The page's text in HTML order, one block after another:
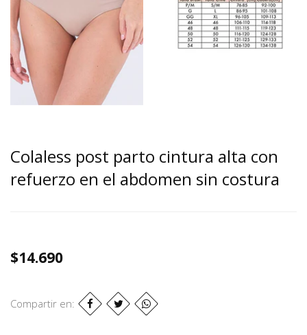
Colaless post parto cintura alta con
refuerzo en el abdomen sin costura
$14.690
Compartir en: